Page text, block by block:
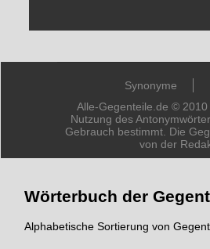
Synonyme
Alle-Gegenteile.de ©
Nutzung des
Gebrauch bestimmt. Die
von der
Wörterbuch der
Alphabetische Sortierung von